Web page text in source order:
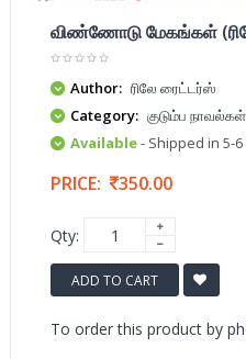
விண்ணோடு மேகங்கள்
Author: ரிலே ரைட்டர்ஸ்
Category: குடும்ப நாவல்கள்
Available- Shipped in 5-
PRICE: 350.00
Qty:
ADD TO CART
To order this product by